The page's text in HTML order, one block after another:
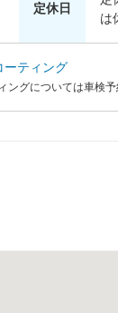
定休日
は
ーティング
ングについては車検予